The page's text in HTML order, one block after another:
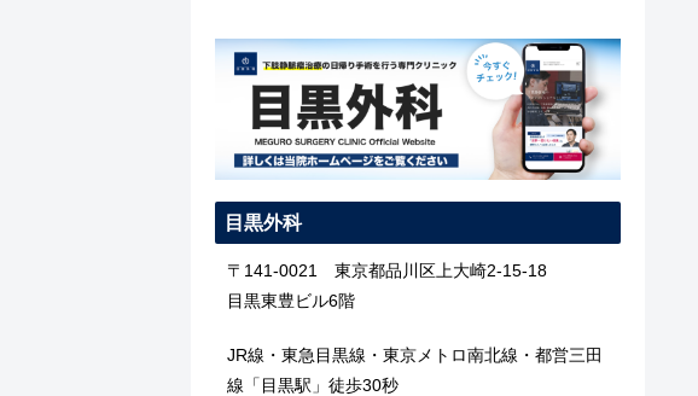
目黒外科
〒141-0021 東京都品川区上大崎2-15-18
目黒東豊ビル6階
JR線・東急目黒線・東京メトロ南北線・都営三田
線「目黒駅」徒歩30秒